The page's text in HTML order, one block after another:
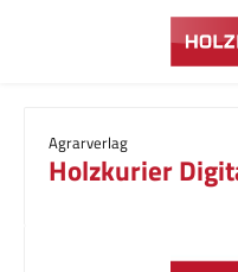
Zum Hauptinhalt springen
Agrarverlag
Holzkurier
Bildergalerie überspringen